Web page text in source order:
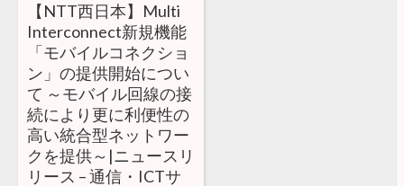
【NTT西日本】Multi
Interconnect新規機能
「モバイルコネクショ
ン」の提供開始につい
て ～モバイル回線の接
続により更に利便性の
高い統合型ネットワー
クを提供～|ニュースリ
リース – 通信・ICTサ